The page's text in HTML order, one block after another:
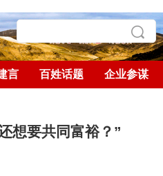
言 百姓话题 企业参谋
想要共同富裕？”